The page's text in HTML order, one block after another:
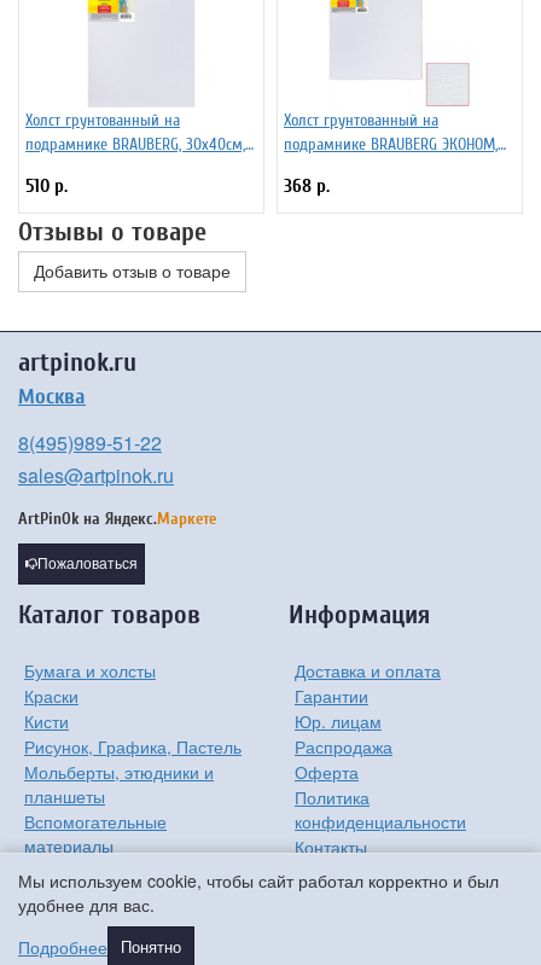
Мы используем cookie, чтобы сайт работал корректно и был
удобнее для вас.
Подробнее
Понятно
Холст грунтованный на
подрамнике BRAUBERG, 30х40см,
190645
510 р.
Холст грунтованный на
подрамнике BRAUBERG ЭКОНОМ,
зерно, 191023
368 р.
Отзывы о товаре
Добавить отзыв о товаре
artpinok.ru
Москва
8(495)989-51-22
sales@artpinok.ru
ArtPinOk на Яндекс.Маркете
Пожаловаться
Каталог товаров
Бумага и холсты
Краски
Кисти
Рисунок, Графика, Пастель
Мольберты, этюдники и
планшеты
Вспомогательные
материалы
Хобби
Детям
Мастер-классы
Информация
Доставка и оплата
Гарантии
Юр. лицам
Распродажа
Оферта
Политика
конфиденциальности
Контакты
О компании